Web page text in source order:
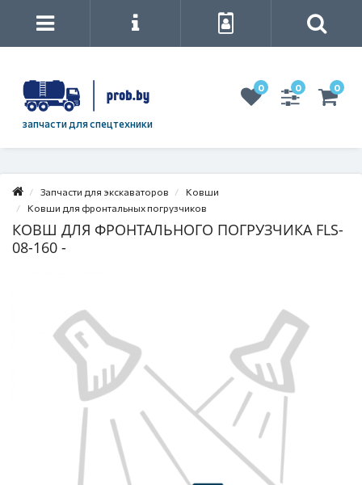
запчасти для спецтехники
0 0 0
Запчасти для экскаваторов
Ковши
Ковши для фронтальных погрузчиков
КОВШ ДЛЯ ФРОНТАЛЬНОГО ПОГРУЗЧИКА FLS-
08-160 -